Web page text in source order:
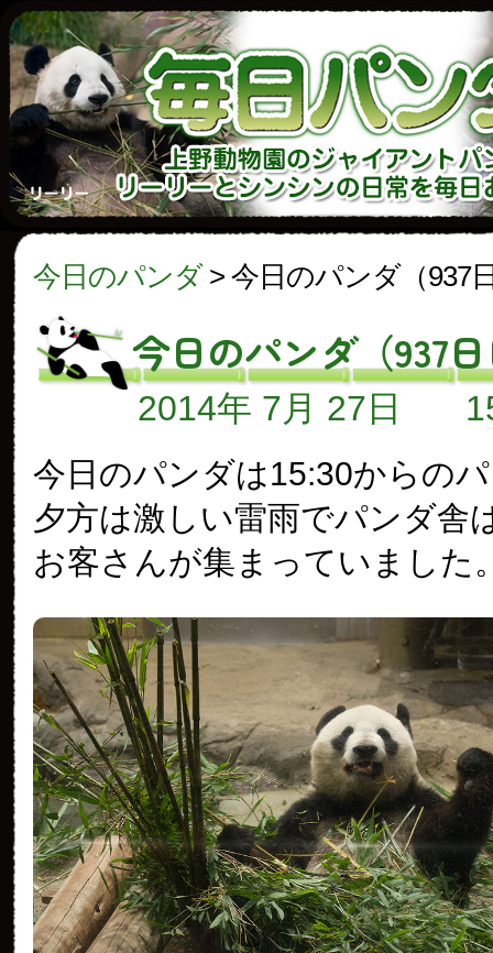
今日のパンダ> 今日のパンダ（937
今日のパンダ（937
2014年 7月 27日
今日のパンダは15:30からの
夕方は激しい雷雨でパンダ舎
お客さんが集まっていました